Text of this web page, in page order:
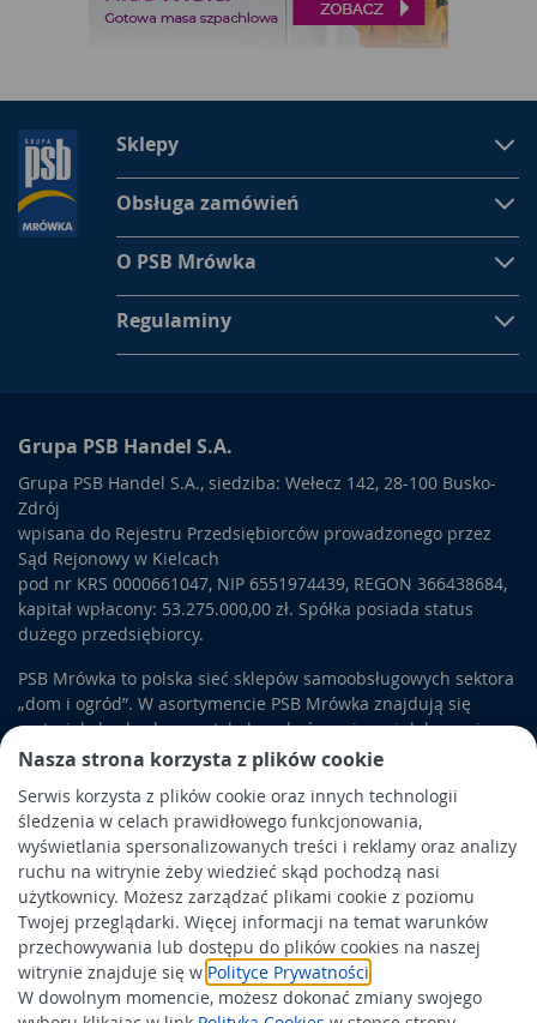
Nasza strona korzysta z plików cookie
Serwis korzysta z plików cookie oraz innych technologii
śledzenia w celach prawidłowego funkcjonowania,
wyświetlania spersonalizowanych treści i reklamy oraz analizy
ruchu na witrynie żeby wiedzieć skąd pochodzą nasi
użytkownicy. Możesz zarządzać plikami cookie z poziomu
Twojej przeglądarki. Więcej informacji na temat warunków
przechowywania lub dostępu do plików cookies na naszej
witrynie znajduje się w Polityce Prywatności
W dowolnym momencie, możesz dokonać zmiany swojego
Sklepy
Obsługa zamówień
O PSB Mrówka
Regulaminy
Grupa PSB Handel S.A.
Grupa PSB Handel S.A., siedziba: Wełecz 142, 28-100 Busko-
Zdrój
wpisana do Rejestru Przedsiębiorców prowadzonego przez
Sąd Rejonowy w Kielcach
pod nr KRS 0000661047, NIP 6551974439, REGON 366438684,
kapitał wpłacony: 53.275.000,00 zł. Spółka posiada status
dużego przedsiębiorcy.
PSB Mrówka to polska sieć sklepów samoobsługowych sektora
„dom i ogród”. W asortymencie PSB Mrówka znajdują się
materiały budowlane, artykuły wykończeniowe i dekoracyjne,
wyposażenie łazienek i kuchni, elektronarzędzia, a także
artykuły związane z ogrodem i otoczeniem domu.
Obowiązek informacyjny
Polityka prywatności
Polityka Cookies
Odbiór zużytego sprzętu
Wspierają nas: